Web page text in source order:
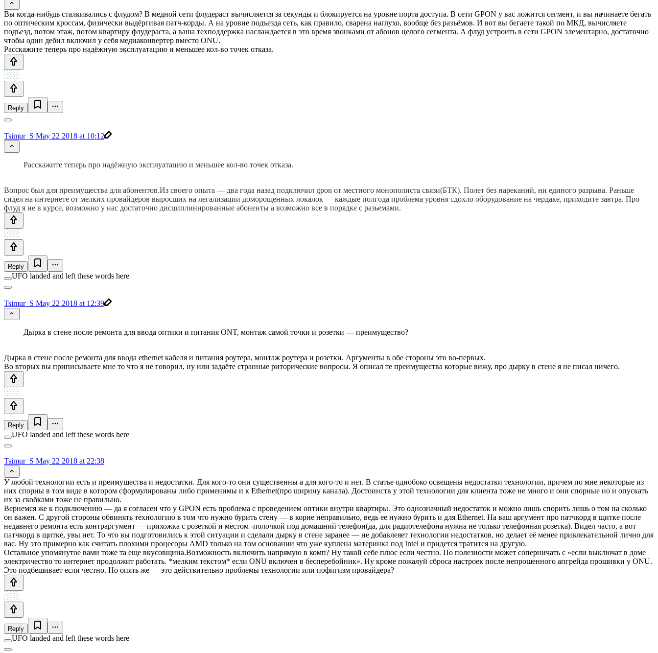
Вы когда-нибудь сталкивались с флудом? В медной сети флудераст вычисляется за секунды и блокируется на уровне порта доступа. В сети GPON у вас ложится сегмент, и вы начинаете бегать
по оптическим кроссам, физически выдёргивая патч-корды. А на уровне подъезда сеть, как правило, сварена наглухо, вообще без разъёмов. И вот вы бегаете такой по МКД, вычисляете
подъезд, потом этаж, потом квартиру флудераста, а ваша техподдержка наслаждается в это время звонками от абонов целого сегмента. А флуд устроить в сети GPON элементарно, достаточно
чтобы один дебил включил у себя медиаконвертер вместо ONU.
Расскажите теперь про надёжную эксплуатацию и меньшее кол-во точек отказа.
Reply
Tsimur_S May 22 2018 at 10:12
Расскажите теперь про надёжную эксплуатацию и меньшее кол-во точек отказа.
Вопрос был для преимущества для абонентов.Из своего опыта — два года назад подключил gpon от местного монополиста связи(БТК). Полет без нареканий, ни единого разрыва. Раньше
сидел на интернете от мелких провайдеров выросших на легализации доморощенных локалок — каждые полгода проблема уровня сдохло оборудование на чердаке, приходите завтра. Про
флуд я не в курсе, возможно у нас достаточно дисциплинированные абоненты а возможно все в порядке с разьемами.
Reply
UFO landed and left these words here
Tsimur_S May 22 2018 at 12:39
Дырка в стене после ремонта для ввода оптики и питания ONT, монтаж самой точки и розетки — преимущество?
Дырка в стене после ремонта для ввода ethernet кабеля и питания роутера, монтаж роутера и розетки. Аргументы в обе стороны это во-первых.
Во вторых вы приписываете мне то что я не говорил, ну или задаёте странные риторические вопросы. Я описал те преимущества которые вижу, про дырку в стене я не писал ничего.
Reply
UFO landed and left these words here
Tsimur_S May 22 2018 at 22:38
У любой технологии есть и преимущества и недостатки. Для кого-то они существенны а для кого-то и нет. В статье однобоко освещены недостатки технологии, причем по мне некоторые из
них спорны в том виде в котором сформулированы либо применимы и к Ethernet(про ширину канала). Достоинств у этой технологии для клиента тоже не много и они спорные но и опускать
их за скобками тоже не правильно.
Вернемся же к подключению — да я согласен что у GPON есть проблема с проведением оптики внутри квартиры. Это однозначный недостаток и можно лишь спорить лишь о том на сколько
он важен. С другой стороны обвинять технологию в том что нужно бурить стену — в корне неправильно, ведь ее нужно бурить и для Ethernet. На ваш аргумент про патчкорд в щитке после
недавнего ремонта есть контраргумент — прихожка с розеткой и местом -полочкой под домашний телефон(да, для радиотелефона нужна не только телефонная розетка). Видел часто, а вот
патчкорд в щитке, увы нет. То что вы подготовились к этой ситуации и сделали дырку в стене заранее — не добавлеяет технологии недостатков, но делает её менее привлекательной лично для
вас. Ну это примерно как считать плохими процесоры AMD только на том основании что уже куплена материнка под Intel и придется тратится на другую.
Остальное упомянутое вами тоже та еще вкусовщина.Возможность включить напрямую в комп? Ну такой себе плюс если честно. По полезности может соперничать с «если выключат в доме
электричество то интернет продолжит работать. *мелким текстом* если ONU включен в бесперебойник». Ну кроме пожалуй сброса настроек после непрошенного апгрейда прошивки у ONU.
Это подбешивает если честно. Но опять же — это действительно проблемы технологии или пофигизм провайдера?
Reply
UFO landed and left these words here